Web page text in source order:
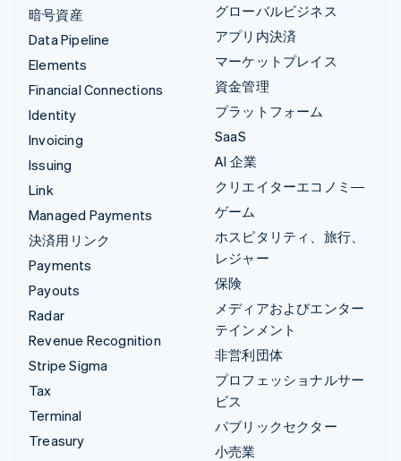
暗号資産
Data Pipeline
Elements
Financial Connections
Identity
Invoicing
Issuing
Link
Managed Payments
決済用リンク
Payments
Payouts
Radar
Revenue Recognition
Stripe Sigma
Tax
Terminal
Treasury
グローバルビジネス
アプリ内決済
マーケットプレイス
資金管理
プラットフォーム
SaaS
AI 企業
クリエイターエコノミ―
ゲーム
ホスピタリティ、旅行、
レジャー
保険
メディアおよびエンター
テインメント
非営利団体
プロフェッショナルサー
ビス
パブリックセクター
小売業